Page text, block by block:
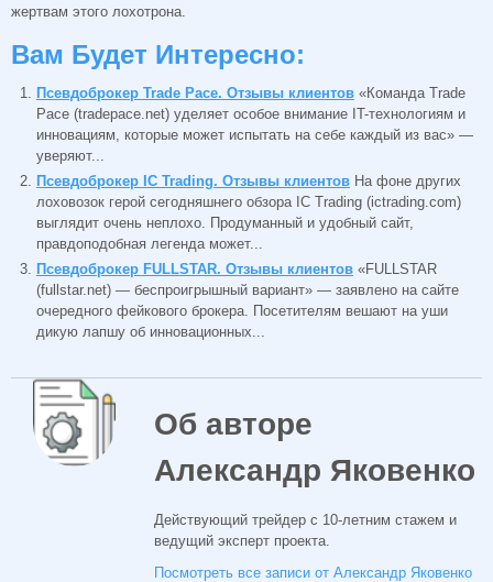
жертвам этого лохотрона.
Вам Будет Интересно:
Псевдоброкер Trade Pace. Отзывы клиентов «Команда Trade
Pace (tradepace.net) уделяет особое внимание IT-технологиям и
инновациям, которые может испытать на себе каждый из вас» —
уверяют...
Псевдоброкер IC Trading. Отзывы клиентов На фоне других
лоховозок герой сегодняшнего обзора IC Trading (ictrading.com)
выглядит очень неплохо. Продуманный и удобный сайт,
правдоподобная легенда может...
Псевдоброкер FULLSTAR. Отзывы клиентов «FULLSTAR
(fullstar.net) — беспроигрышный вариант» — заявлено на сайте
очередного фейкового брокера. Посетителям вешают на уши
дикую лапшу об инновационных...
Об авторе
Александр Яковенко
Действующий трейдер с 10-летним стажем и
ведущий эксперт проекта.
Посмотреть все записи от Александр Яковенко